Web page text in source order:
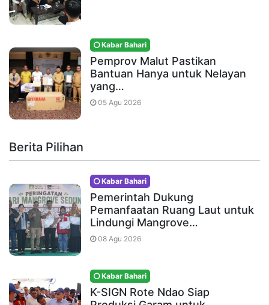
Kabar Bahari
Pemprov Malut Pastikan
Bantuan Hanya untuk Nelayan
yang…
05 Agu 2026
Berita Pilihan
Kabar Bahari
Pemerintah Dukung
Pemanfaatan Ruang Laut untuk
Lindungi Mangrove…
08 Agu 2026
Kabar Bahari
K-SIGN Rote Ndao Siap